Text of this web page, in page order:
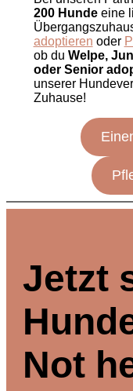
200 Hundeeine
adoptieren oder
ob du Welpe,
oder Senior
unserer
Zuhause!
Jetzt
Not